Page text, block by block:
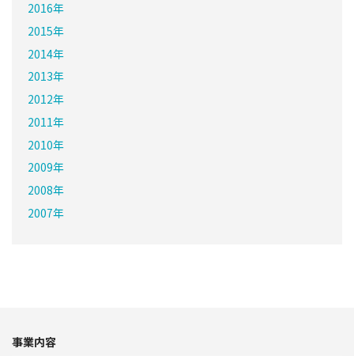
2016年
2015年
2014年
2013年
2012年
2011年
2010年
2009年
2008年
2007年
事業内容